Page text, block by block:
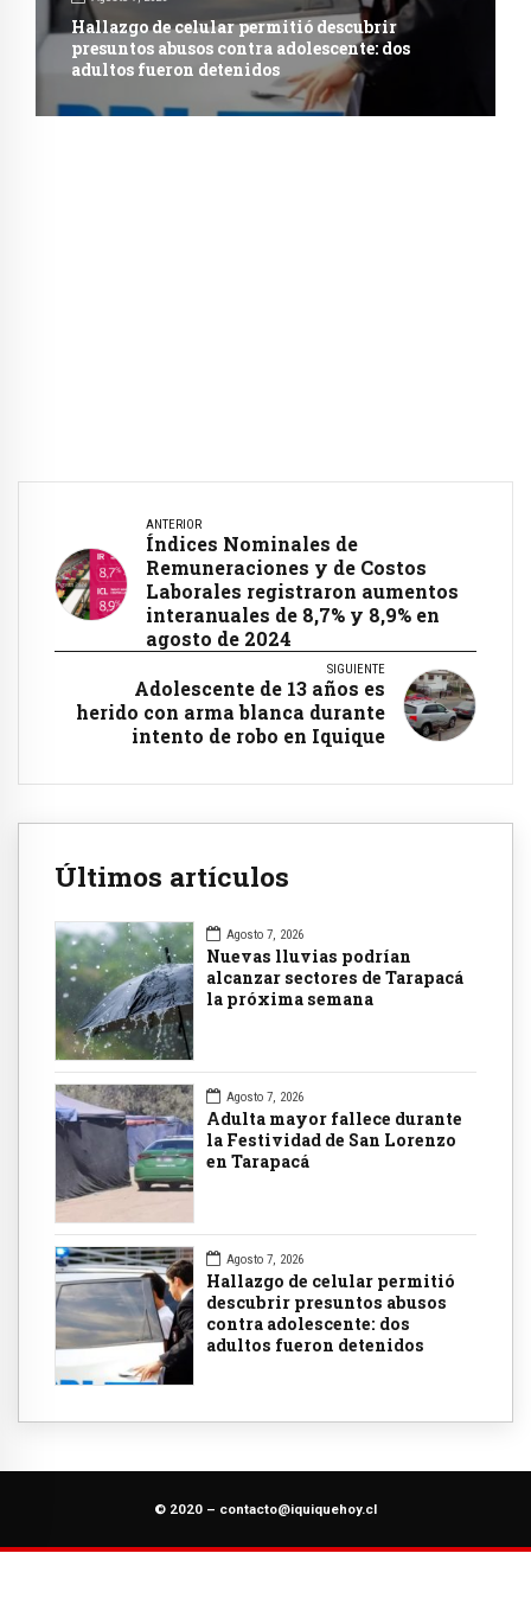
Hallazgo de celular permitió descubrir
presuntos abusos contra adolescente: dos
adultos fueron detenidos
ANTERIOR
Índices Nominales de
Remuneraciones y de Costos
Laborales registraron aumentos
interanuales de 8,7% y 8,9% en
agosto de 2024
SIGUIENTE
Adolescente de 13 años es
herido con arma blanca durante
intento de robo en Iquique
Últimos artículos
Agosto 7, 2026
Nuevas lluvias podrían
alcanzar sectores de Tarapacá
la próxima semana
Agosto 7, 2026
Adulta mayor fallece durante
la Festividad de San Lorenzo
en Tarapacá
Agosto 7, 2026
Hallazgo de celular permitió
descubrir presuntos abusos
contra adolescente: dos
adultos fueron detenidos
© 2020 – contacto@iquiquehoy.cl